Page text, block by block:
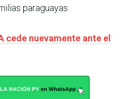
paraguayas.
cede nuevamente ante el